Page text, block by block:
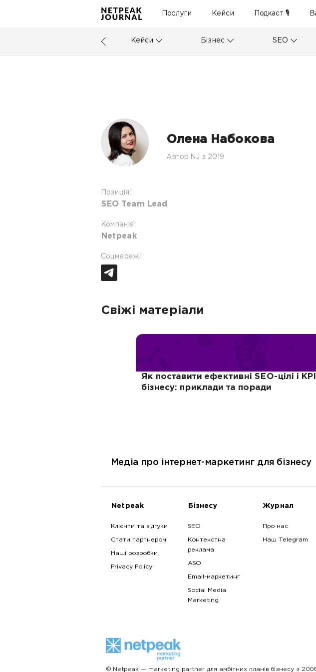
Послуги Кейси Подкаст 🎙
Кейси Бізнес SEO
Олена Набокова
Автор NJ з 2019
Позиція:
SEO Team Lead
Компанія:
Netpeak
Соцмережі:
Свіжі матеріали
Як поставити ефективні SEO-цілі і
бізнесу: приклади та поради
Медіа про інтернет-маркетинг для бізнесу
Netpeak
Клієнти та відгуки
Стати партнером
Наші розробки
Privacy Policy
Бізнесу
SEO
Контекстна
реклама
ASO
Email-маркетинг
Social Media
Marketing
Журнал
Про нас
Наш Telegram
© Netpeak — marketing partner для амбітних планів бізнесу з